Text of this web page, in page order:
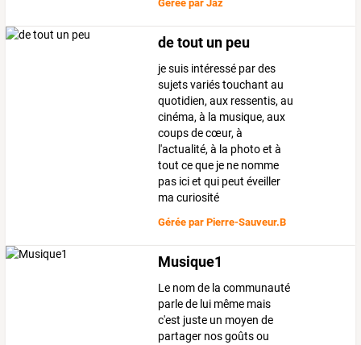
Gérée parJaz
de tout un peu
je suis intéressé par des
sujets variés touchant au
quotidien, aux ressentis, au
cinéma, à la musique, aux
coups de cœur, à
l'actualité, à la photo et à
tout ce que je ne nomme
pas ici et qui peut éveiller
ma curiosité
Gérée parPierre-Sauveur.B
Musique1
Le nom de la communauté
parle de lui même mais
c'est juste un moyen de
partager nos goûts ou